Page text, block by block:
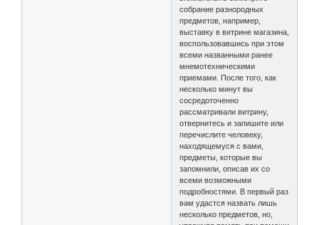
собрание разнородных
предметов, например,
выставку в витрине магазина,
воспользовавшись при этом
всеми названными ранее
мнемотехническими
приемами. После того, как
несколько минут вы
сосредоточенно
рассматривали витрину,
отвернитесь и запишите или
перечислите человеку,
находящемуся с вами,
предметы, которые вы
запомнили, описав их со
всеми возможными
подробностями. В первый раз
вам удастся назвать лишь
несколько предметов, но,